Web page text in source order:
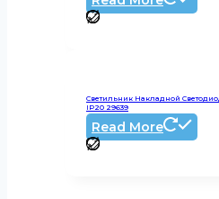
Светильник Накладной
IP20 29639
Read More